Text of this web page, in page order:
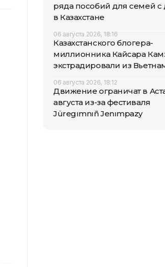
ряда пособий для семей с
в Казахстане
06 августа 2026, 18:16
Казахстанского блогера-
миллионника Кайсара
экстрадировали из
06 августа 2026, 18:12
Движение ограничат в
августа из-за фестиваля
Jüregımnıñ Jenımpazy